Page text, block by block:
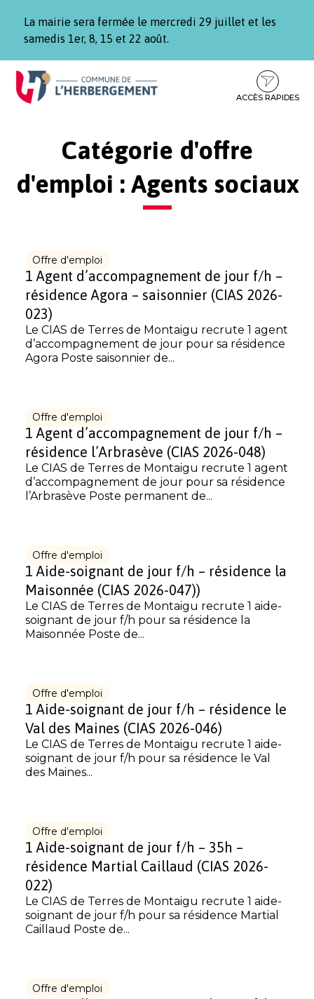
La mairie sera fermée le mercredi 29 juillet et les
samedis 1er, 8, 15 et 22 août.
Aller
Aller
contenu
Aller
pied
ACCÈS RAPIDES
Catégorie d'offre
d'emploi : Agents sociaux
Offre d'emploi
1 Agent d’accompagnement de jour f/h –
résidence Agora – saisonnier (CIAS 2026-
023)
Le CIAS de Terres de Montaigu recrute 1 agent
d’accompagnement de jour pour sa résidence
Agora Poste saisonnier de...
Offre d'emploi
1 Agent d’accompagnement de jour f/h –
résidence l’Arbrasève (CIAS 2026-048)
Le CIAS de Terres de Montaigu recrute 1 agent
d’accompagnement de jour pour sa résidence
l’Arbrasève Poste permanent de...
Offre d'emploi
1 Aide-soignant de jour f/h – résidence la
Maisonnée (CIAS 2026-047))
Le CIAS de Terres de Montaigu recrute 1 aide-
soignant de jour f/h pour sa résidence la
Maisonnée Poste de...
Offre d'emploi
1 Aide-soignant de jour f/h – résidence le
Val des Maines (CIAS 2026-046)
Le CIAS de Terres de Montaigu recrute 1 aide-
soignant de jour f/h pour sa résidence le Val
des Maines...
Offre d'emploi
1 Aide-soignant de jour f/h – 35h –
résidence Martial Caillaud (CIAS 2026-
022)
Le CIAS de Terres de Montaigu recrute 1 aide-
soignant de jour f/h pour sa résidence Martial
Caillaud Poste de...
Offre d'emploi